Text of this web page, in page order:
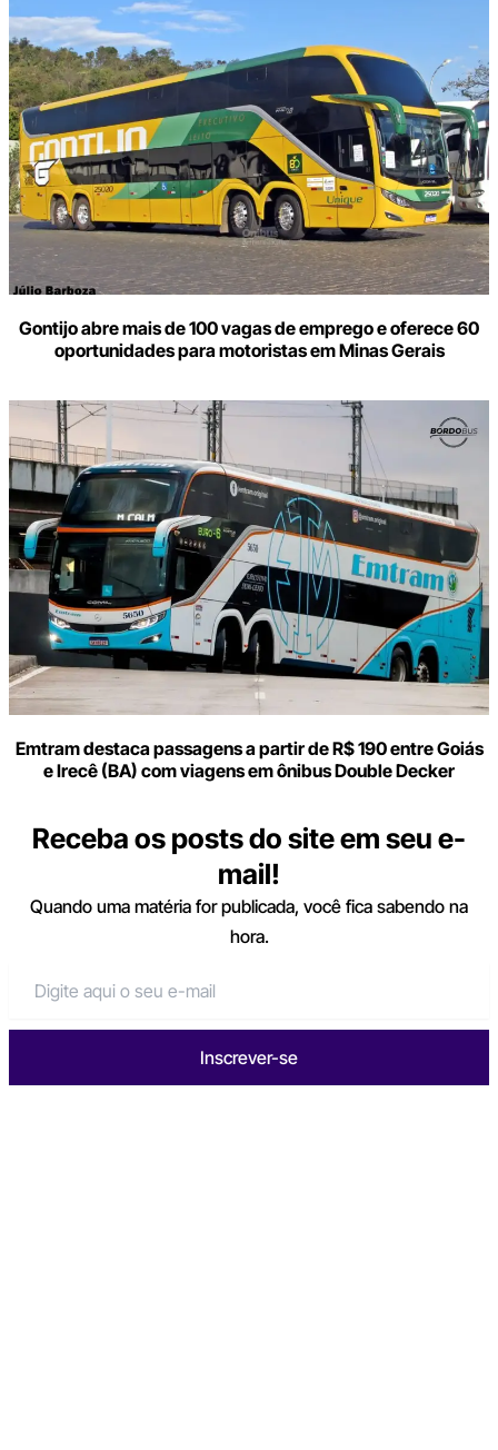
Gontijo abre mais de 100 vagas de emprego e oferece 60
oportunidades para motoristas em Minas Gerais
Emtram destaca passagens a partir de R$ 190 entre Goiás
e Irecê (BA) com viagens em ônibus Double Decker
Receba os posts do site em seu e-
mail!
Quando uma matéria for publicada, você fica sabendo na
hora.
Inscrever-se